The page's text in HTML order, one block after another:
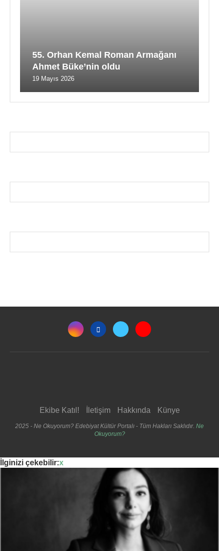
55. Orhan Kemal Roman Armağanı
Ahmet Büke’nin oldu
19 Mayıs 2026
Ekibe Katıl! İletişim Hakkında Künye
2025 - Ne Okuyorum? Edebiyat Kültür Portalı - Tüm Hakları Saklıdır. Ne
Okuyorum?
İlginizi çekebilir:x